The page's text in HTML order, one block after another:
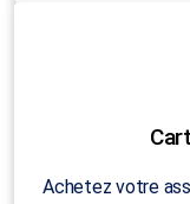
Achetez votre